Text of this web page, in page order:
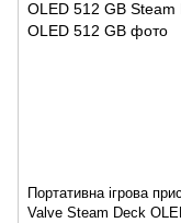
Портативна ігрова
Valve Steam Deck